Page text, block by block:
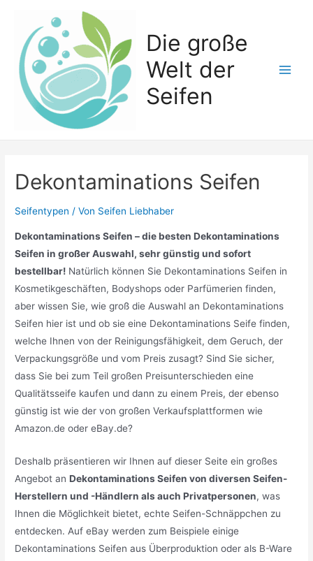
springen
Die große
Welt der
Seifen
Dekontaminations Seifen
Seifentypen / Von Seifen Liebhaber
Dekontaminations Seifen – die besten Dekontaminations
Seifen in großer Auswahl, sehr günstig und sofort
bestellbar! Natürlich können Sie Dekontaminations Seifen in
Kosmetikgeschäften, Bodyshops oder Parfümerien finden,
aber wissen Sie, wie groß die Auswahl an Dekontaminations
Seifen hier ist und ob sie eine Dekontaminations Seife finden,
welche Ihnen von der Reinigungsfähigkeit, dem Geruch, der
Verpackungsgröße und vom Preis zusagt? Sind Sie sicher,
dass Sie bei zum Teil großen Preisunterschieden eine
Qualitätsseife kaufen und dann zu einem Preis, der ebenso
günstig ist wie der von großen Verkaufsplattformen wie
Amazon.de oder eBay.de?
Deshalb präsentieren wir Ihnen auf dieser Seite ein großes
Angebot anDekontaminations Seifen von diversen Seifen-
Herstellern und -Händlern als auch Privatpersonen, was
Ihnen die Möglichkeit bietet, echte Seifen-Schnäppchen zu
entdecken. Auf eBay werden zum Beispiele einige
Dekontaminations Seifen aus Überproduktion oder als B-Ware